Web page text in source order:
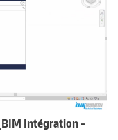
Intégration -